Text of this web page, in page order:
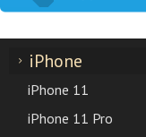
iPhone
iPhone 11
iPhone 11 Pro